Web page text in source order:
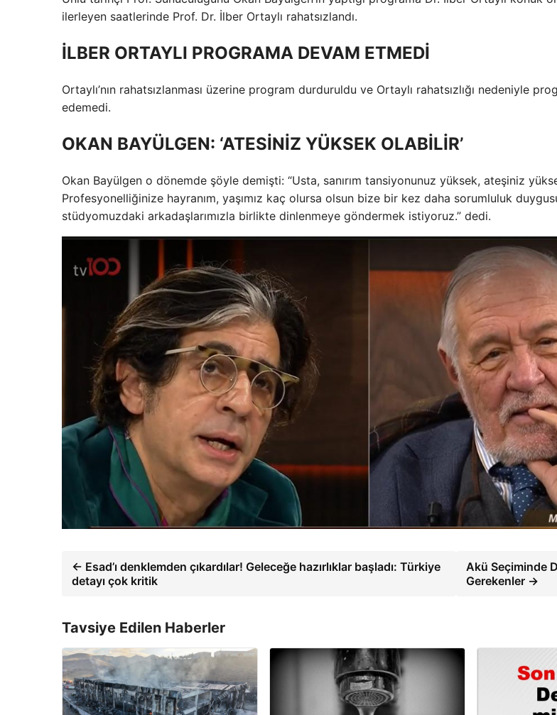
ilerleyen saatlerinde Prof. Dr. İlber Ortaylı rahatsızlandı.
İLBER ORTAYLI PROGRAMA DEVAM ETMEDİ
Ortaylı’nın rahatsızlanması üzerine program durduruldu ve Ortaylı rahatsızlığı nedeniyle
edemedi.
OKAN BAYÜLGEN: ‘ATESİNİZ YÜKSEK OLABİLİR’
Okan Bayülgen o dönemde şöyle demişti: “Usta, sanırım tansiyonunuz yüksek, ateşiniz
Profesyonelliğinize hayranım, yaşımız kaç olursa olsun bize bir kez daha sorumluluk
stüdyomuzdaki arkadaşlarımızla birlikte dinlenmeye göndermek istiyoruz.” dedi.
← Esad’ı denklemden çıkardılar! Geleceğe hazırlıklar başladı: Türkiye
detayı çok kritik
Akü Seçiminde
Gerekenler →
Tavsiye Edilen Haberler